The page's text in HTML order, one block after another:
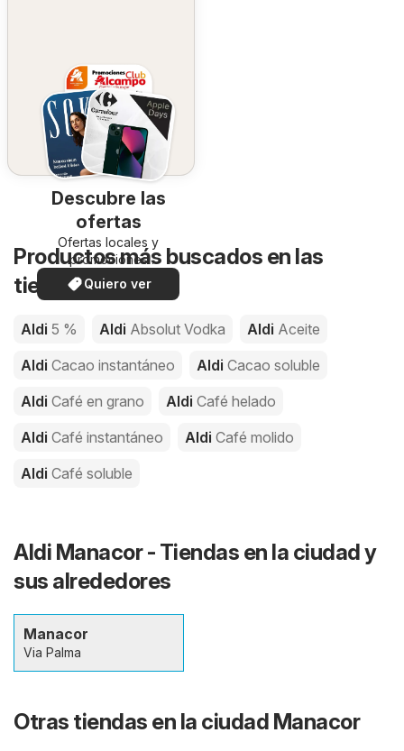
Descubre las
ofertas
Ofertas locales y
promociones
especiales.
Quiero ver
Productos más buscados en las
tiendas de Aldi
Aldi 5 % Aldi Absolut Vodka Aldi Aceite
Aldi Cacao instantáneo Aldi Cacao soluble
Aldi Café en grano Aldi Café helado
Aldi Café instantáneo Aldi Café molido
Aldi Café soluble
Aldi Manacor - Tiendas en la ciudad y
sus alrededores
Manacor
Via Palma
Otras tiendas en la ciudad Manacor